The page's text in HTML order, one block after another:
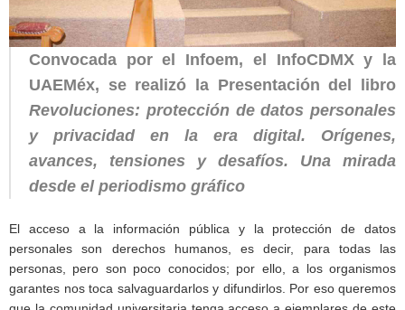
Convocada por el Infoem, el InfoCDMX y la
UAEMéx, se realizó la Presentación del libro
Revoluciones: protección de datos personales
y privacidad en la era digital. Orígenes,
avances, tensiones y desafíos. Una mirada
desde el periodismo gráfico
El acceso a la información pública y la protección de datos
personales son derechos humanos, es decir, para todas las
personas, pero son poco conocidos; por ello, a los organismos
garantes nos toca salvaguardarlos y difundirlos. Por eso queremos